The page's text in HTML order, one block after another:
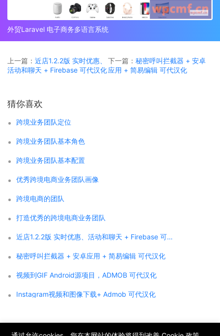
外贸Laravel 电子商务多语言系统
上一篇： 近店1.2.2版 实时优惠、
活动和聊天 + Firebase 可代汉化
下一篇： 秘密呼叫拦截器 + 安卓
应用 + 简易编辑 可代汉化
猜你喜欢
跨境业务团队定位
跨境业务团队基本角色
跨境业务团队基本配置
优秀跨境电商业务团队画像
跨境电商的团队
打造优秀的跨境电商业务团队
近店1.2.2版 实时优惠、活动和聊天 + Firebase 可代汉化
秘密呼叫拦截器 + 安卓应用 + 简易编辑 可代汉化
视频到GIF Android源项目，ADMOB 可代汉化
Instagram视频和图像下载+ Admob 可代汉化